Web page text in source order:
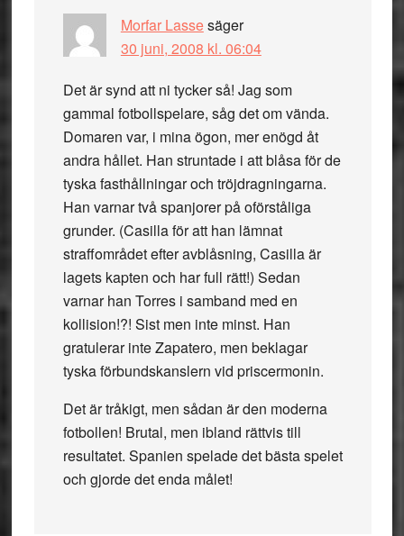
Morfar Lassesäger
30 juni, 2008 kl. 06:04
Det är synd att ni tycker så! Jag som
gammal fotbollspelare, såg det om vända.
Domaren var, i mina ögon, mer enögd åt
andra hållet. Han struntade i att blåsa för de
tyska fasthållningar och tröjdragningarna.
Han varnar två spanjorer på oförståliga
grunder. (Casilla för att han lämnat
straffområdet efter avblåsning, Casilla är
lagets kapten och har full rätt!) Sedan
varnar han Torres i samband med en
kollision!?! Sist men inte minst. Han
gratulerar inte Zapatero, men beklagar
tyska förbundskanslern vid priscermonin.
Det är tråkigt, men sådan är den moderna
fotbollen! Brutal, men ibland rättvis till
resultatet. Spanien spelade det bästa spelet
och gjorde det enda målet!